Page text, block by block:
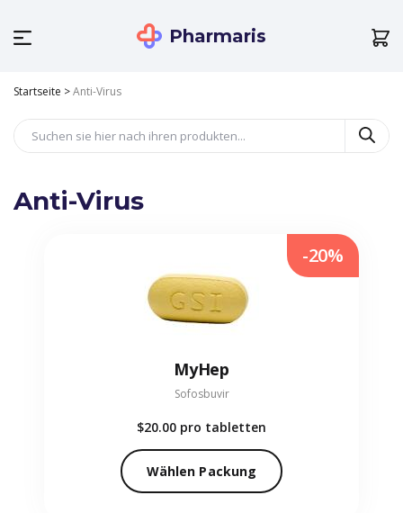
Pharmaris
Startseite >Anti-Virus
Anti-Virus
MyHep
Sofosbuvir
$20.00 pro tabletten
Wählen Packung
-20%